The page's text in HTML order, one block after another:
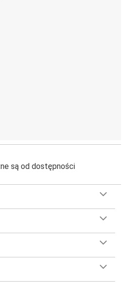
są od dostępności